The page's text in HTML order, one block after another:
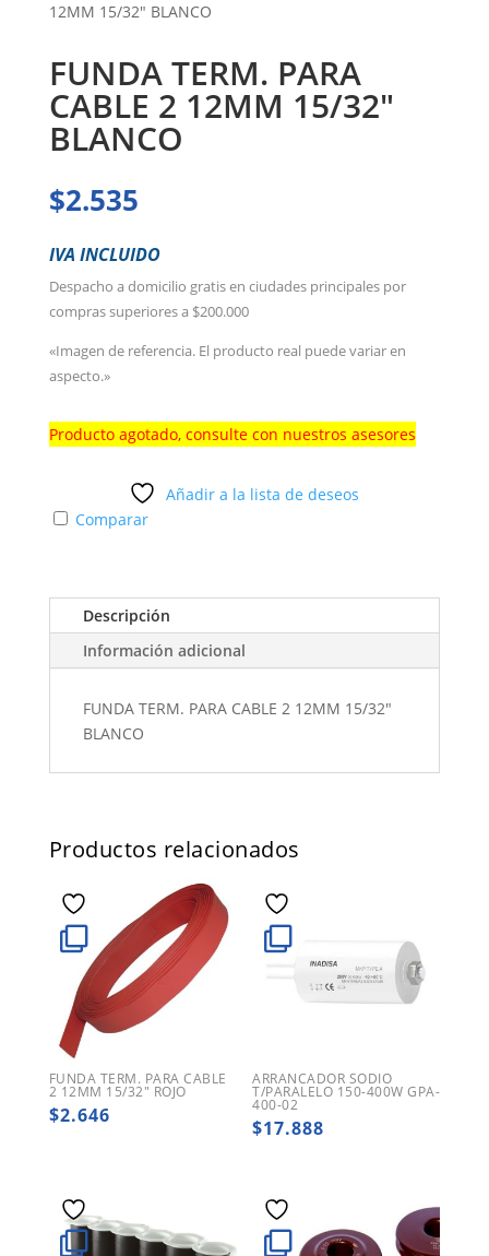
12MM 15/32″ BLANCO
FUNDA TERM. PARA
CABLE 2 12MM 15/32″
BLANCO
$2.535
IVA INCLUIDO
Despacho a domicilio gratis en ciudades principales por
compras superiores a $200.000
«Imagen de referencia. El producto real puede variar en
aspecto.»
Producto agotado, consulte con nuestros asesores
Añadir a la lista de deseos
Comparar
Descripción
Información adicional
FUNDA TERM. PARA CABLE 2 12MM 15/32"
BLANCO
Productos relacionados
FUNDA TERM. PARA CABLE
2 12MM 15/32″ ROJO
$2.646
ARRANCADOR SODIO
T/PARALELO 150-400W GPA-
400-02
$17.888